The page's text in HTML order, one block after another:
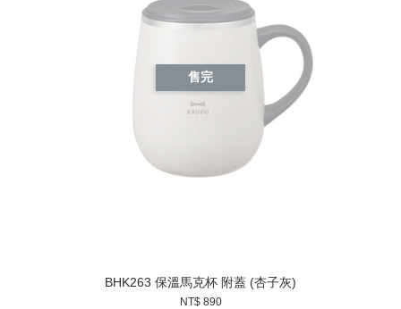
售完
BHK263 保溫馬克杯 附蓋 (杏子灰)
NT$ 890